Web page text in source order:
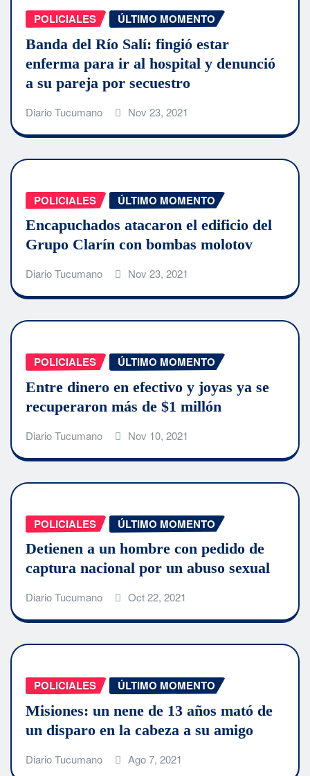
POLICIALES ÚLTIMO MOMENTO
Banda del Río Salí: fingió estar
enferma para ir al hospital y denunció
a su pareja por secuestro
Diario Tucumano Nov 23, 2021
POLICIALES ÚLTIMO MOMENTO
Encapuchados atacaron el edificio del
Grupo Clarín con bombas molotov
Diario Tucumano Nov 23, 2021
POLICIALES ÚLTIMO MOMENTO
Entre dinero en efectivo y joyas ya se
recuperaron más de $1 millón
Diario Tucumano Nov 10, 2021
POLICIALES ÚLTIMO MOMENTO
Detienen a un hombre con pedido de
captura nacional por un abuso sexual
Diario Tucumano Oct 22, 2021
POLICIALES ÚLTIMO MOMENTO
Misiones: un nene de 13 años mató de
un disparo en la cabeza a su amigo
Diario Tucumano Ago 7, 2021